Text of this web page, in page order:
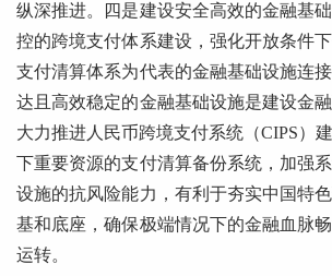
纵深推进。四是建设安全高效的金融基
控的跨境支付体系建设，强化开放条件
支付清算体系为代表的金融基础设施连
达且高效稳定的金融基础设施是建设金
大力推进人民币跨境支付系统（CIPS）
下重要资源的支付清算备份系统，加强
设施的抗风险能力，有利于夯实中国特
基和底座，确保极端情况下的金融血脉
运转。